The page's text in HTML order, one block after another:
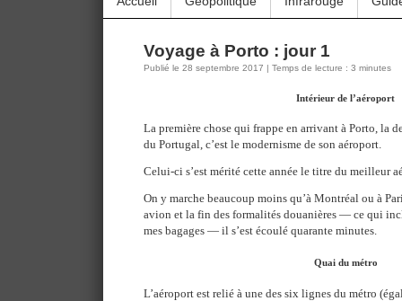
Voyage à Porto : jour 1
Publié le 28 septembre 2017 | Temps de lecture : 3 minutes
Intérieur de l’aéroport
La première chose qui frappe en arrivant à Porto, la
du Portugal, c’est le modernisme de son aéroport.
Celui-ci s’est mérité cette année le titre du meilleur
On y marche beaucoup moins qu’à Montréal ou à
avion et la fin des formalités douanières — ce qui
mes bagages — il s’est écoulé quarante minutes.
Quai du métro
L’aéroport est relié à une des six lignes du métro